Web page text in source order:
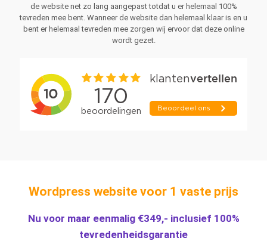
de website net zo lang aangepast totdat u er helemaal 100%
tevreden mee bent. Wanneer de website dan helemaal klaar is en u
bent er helemaal tevreden mee zorgen wij ervoor dat deze online
wordt gezet.
Wordpress website voor 1 vaste prijs
Nu voor maar eenmalig €349,- inclusief 100%
tevredenheidsgarantie